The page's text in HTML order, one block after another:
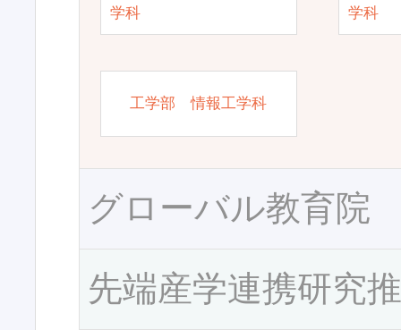
学科
学科
工学部 情報工学科
グローバル教育院
先端産学連携研究